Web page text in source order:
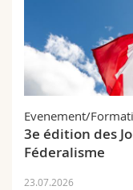
Alumni IUS
Fachschaft
Evenement/
3e édition des
Féderalisme
23.07.2026